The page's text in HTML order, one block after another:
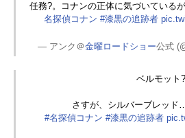
任務?。コナンの正体に気づいている
名探偵コナン #漆黒の追跡者
— アンク＠金曜ロードショー公式
ベルモット?
さすが、シルバーブレッド
#名探偵コナン #漆黒の追跡者